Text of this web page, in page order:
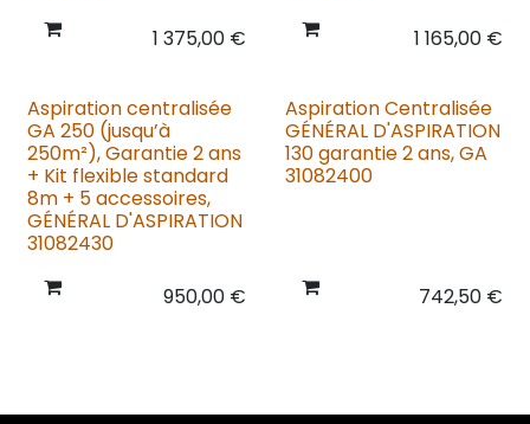
1 375,00€
1 165,00 €
Aspiration centralisée
GA 250 (jusqu’à
250m²), Garantie 2 ans
+ Kit flexible standard
8m + 5 accessoires,
GÉNÉRAL D'ASPIRATION
31082430
950,00€
Aspiration Centralisée
GÉNÉRAL D'ASPIRATION
130 garantie 2 ans, GA
31082400
742,50 €